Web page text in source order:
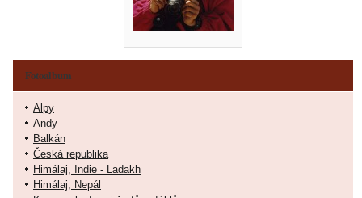
Fotoalbum
Alpy
Andy
Balkán
Česká republika
Himálaj, Indie - Ladakh
Himálaj, Nepál